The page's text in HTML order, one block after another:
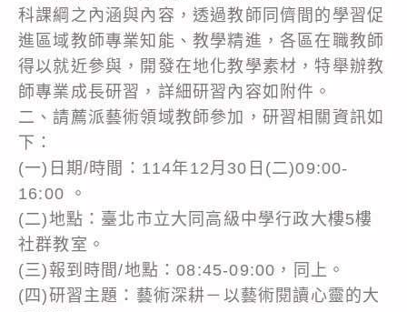
科課綱之內涵與內容，透過教師同儕間的學習促
進區域教師專業知能、教學精進，各區在職教師
得以就近參與，開發在地化教學素材，特舉辦教
師專業成長研習，詳細研習內容如附件。
二、請薦派藝術領域教師參加，研習相關資訊如
下：
(一)日期/時間：114年12月30日(二)09:00-
16:00 。
(二)地點：臺北市立大同高級中學行政大樓5樓
社群教室。
(三)報到時間/地點：08:45-09:00，同上。
(四)研習主題：藝術深耕－以藝術閱讀心靈的大